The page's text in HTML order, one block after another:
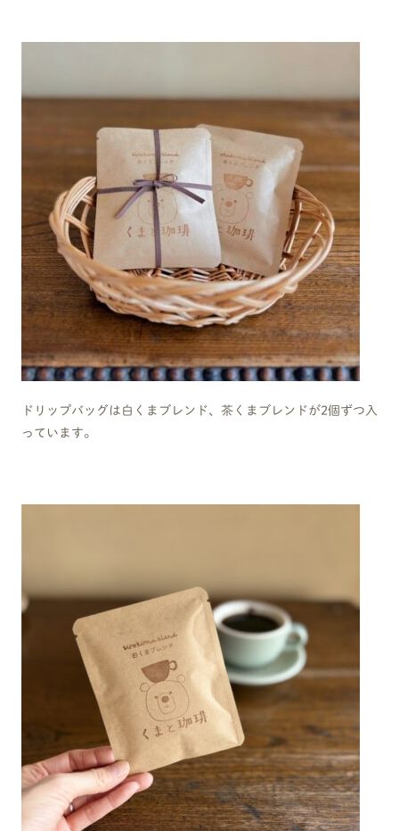
ドリップバッグは白くまブレンド、茶くまブレンドが2個ずつ入
っています。